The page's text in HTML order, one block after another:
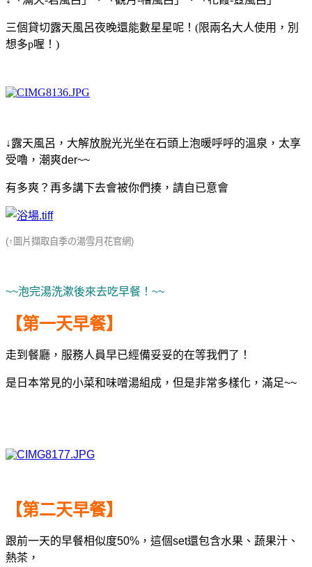
三個貸切露天風呂夜晚還能數星星呢！(限兩名大人使用，別
想多p喔！ )
↓露天風呂，大解放脫光光坐在石頭上泡暖呼呼的溫泉，太享
受嚕，潮爽der~~
有多爽？再多講下去會被你們揍，請自已意會
(↑圖片擷取自季の湯雪月花官網)
~~泡完湯洗漱後來去吃早餐！~~
【第一天早餐】
走到餐廳，服務人員早已經備妥妥的在等我們了！
是日本常見的小菜和味噌湯組成，但是非常多樣化，滿足~~
【第二天早餐】
跟前一天的早餐相似度50%，這個set還包含水果、蔬果汁、
熱茶，